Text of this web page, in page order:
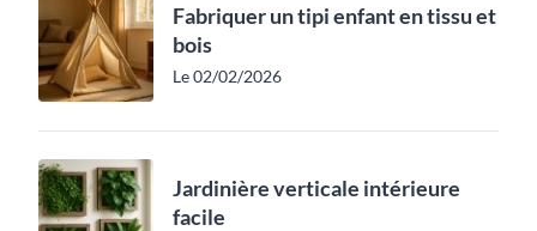
Fabriquer un tipi enfant en tissu et
bois
Le 02/02/2026
Jardinière verticale intérieure
facile